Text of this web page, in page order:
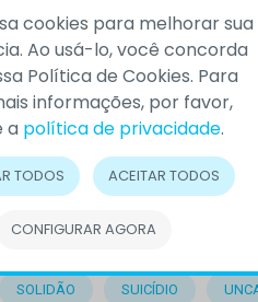
procurava,
COMPORTAMENTO
SOLIDÃO SUICÍDIO
cookies para melhorar sua
Ao usá-lo, você concorda
Política de Cookies. Para
informações, por favor,
a política de privacidade.
TODOS ACEITAR TODOS
CONFIGURAR AGORA